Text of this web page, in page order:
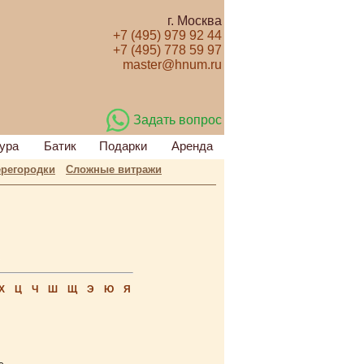
г. Москва
+7 (495) 979 92 44
+7 (495) 778 59 97
master@hnum.ru
Задать вопрос
Батик Подарки Аренда
Сложные витражи
Ц Ч Ш Щ Э Ю Я